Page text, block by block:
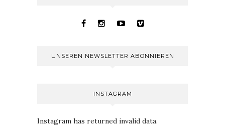
UNSEREN NEWSLETTER ABONNIEREN
INSTAGRAM
Instagram has returned invalid data.